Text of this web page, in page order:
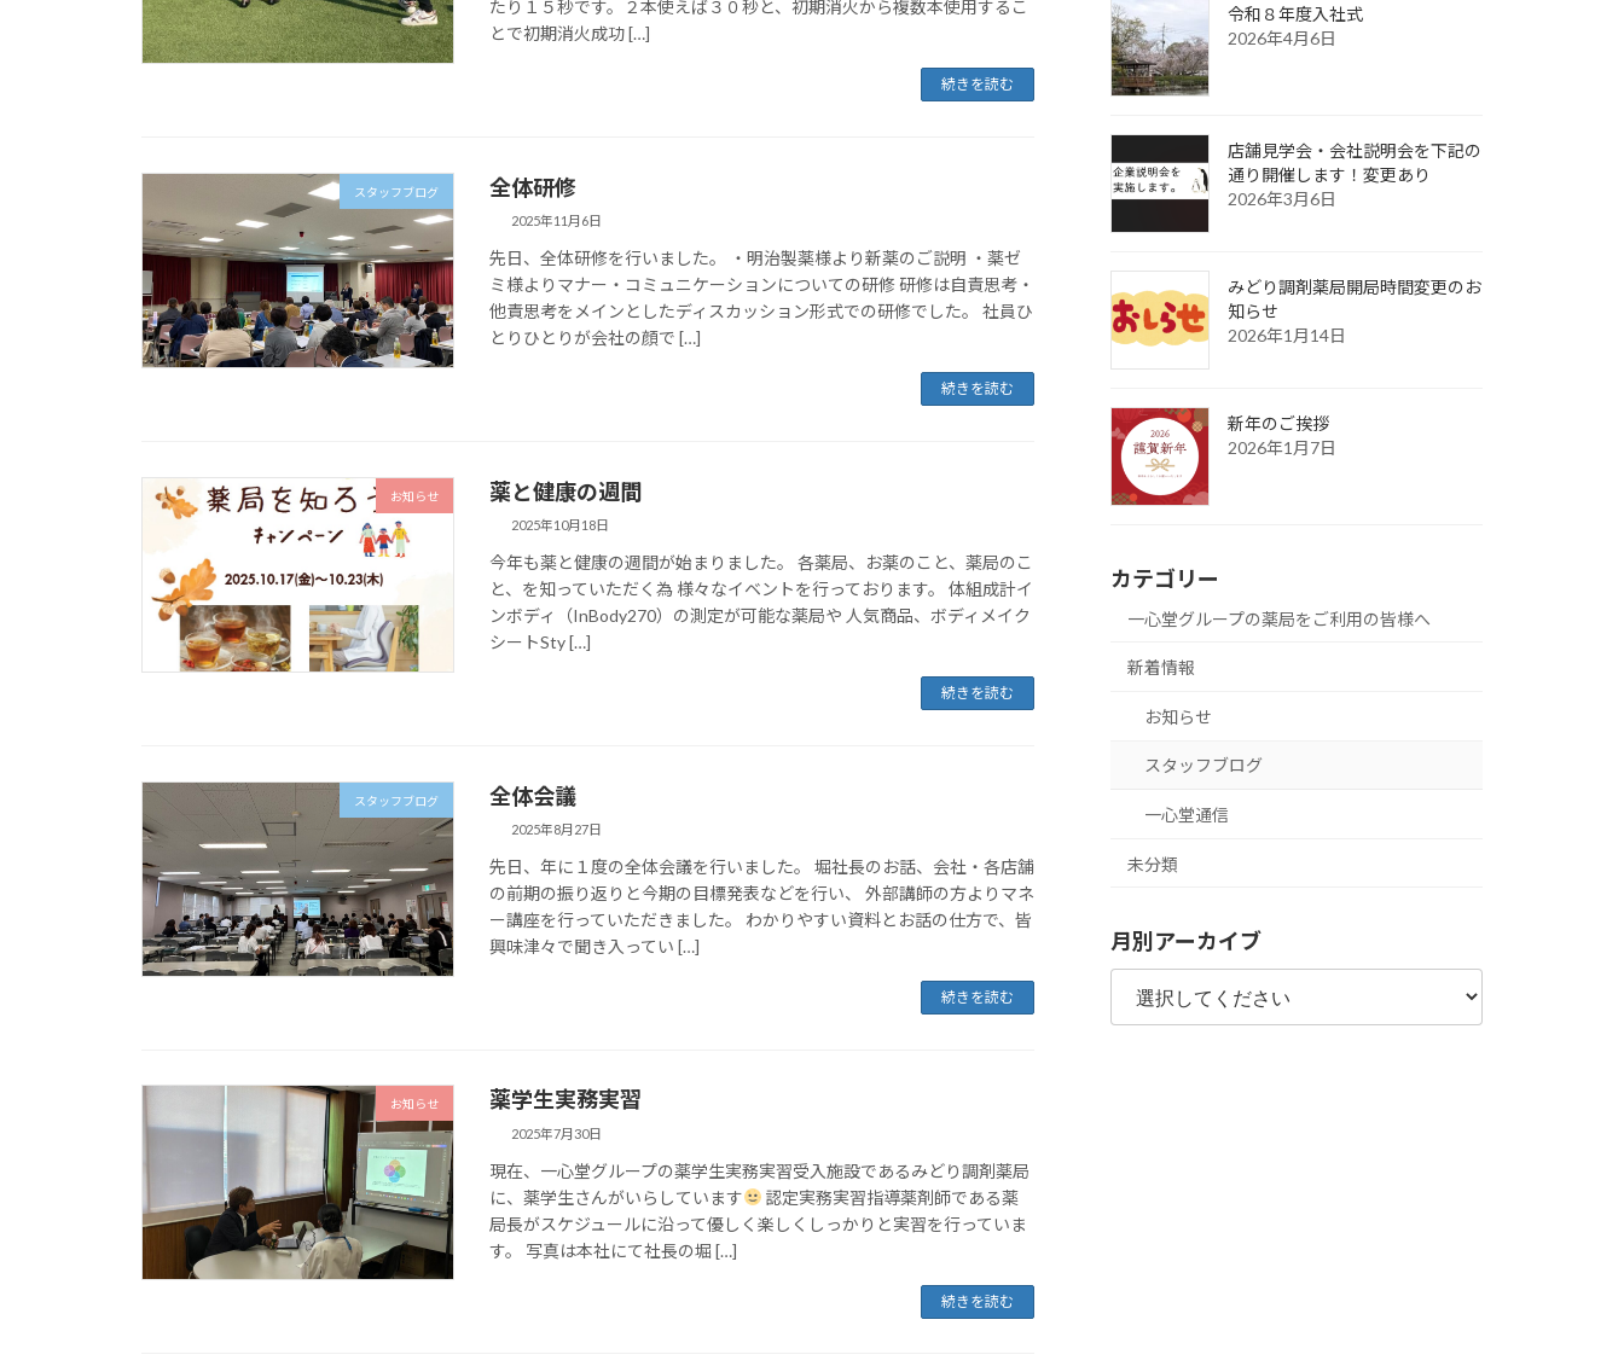
たり１５秒です。２本使えば３０秒と、初期消火から複数本使用するこ
とで初期消火成功 […]
続きを読む
スタッフブログ 全体研修
2025年11月6日
先日、全体研修を行いました。 ・明治製薬様より新薬のご説明 ・薬ゼ
ミ様よりマナー・コミュニケーションについての研修 研修は自責思考・
他責思考をメインとしたディスカッション形式での研修でした。 社員ひ
とりひとりが会社の顔で […]
続きを読む
お知らせ 薬と健康の週間
2025年10月18日
今年も薬と健康の週間が始まりました。 各薬局、お薬のこと、薬局のこ
と、を知っていただく為 様々なイベントを行っております。 体組成計イ
ンボディ（InBody270）の測定が可能な薬局や 人気商品、ボディメイク
シートSty […]
続きを読む
スタッフブログ 全体会議
2025年8月27日
先日、年に１度の全体会議を行いました。 堀社長のお話、会社・各店舗
の前期の振り返りと今期の目標発表などを行い、 外部講師の方よりマネ
ー講座を行っていただきました。 わかりやすい資料とお話の仕方で、皆
興味津々で聞き入ってい […]
続きを読む
お知らせ 薬学生実務実習
2025年7月30日
現在、一心堂グループの薬学生実務実習受入施設であるみどり調剤薬局
に、薬学生さんがいらしています
認定実務実習指導薬剤師である薬
局長がスケジュールに沿って優しく楽しくしっかりと実習を行っていま
す。 写真は本社にて社長の堀 […]
続きを読む
令和８年度入社式
2026年4月6日
店舗見学会・会社説明会を下記の
通り開催します！変更あり
2026年3月6日
みどり調剤薬局開局時間変更のお
知らせ
2026年1月14日
新年のご挨拶
2026年1月7日
カテゴリー
一心堂グループの薬局をご利用の皆様へ
新着情報
お知らせ
スタッフブログ
一心堂通信
未分類
月別アーカイブ